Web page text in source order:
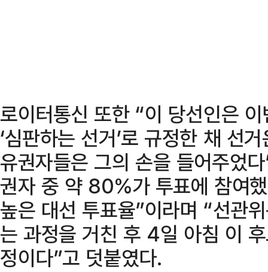
로이터통신 또한 “이 당선인은
‘심판하는 선거’로 규정한 채 선
유권자들은 그의 손을 들어주었
권자 중 약 80%가 투표에 참여
높은 대선 투표율”이라며 “선관
는 과정을 거친 후 4일 아침 이
정이다”고 덧붙였다.